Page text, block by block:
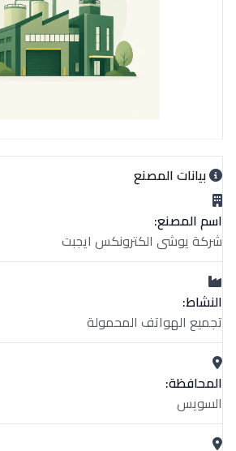
بيانات المصنع
اسم المصنع:
شركة يوشى الكترونكس ايجبت
النشاط:
تجميع الهواتف المحمولة
المحافظة:
السويس